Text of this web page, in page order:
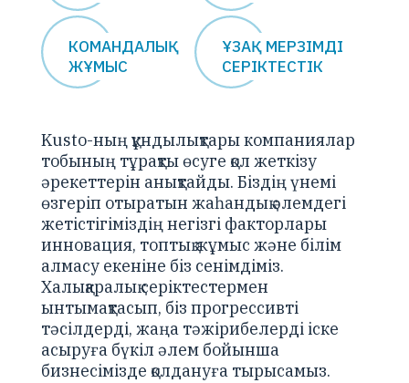
КОМАНДАЛЫҚ
ЖҰМЫС
ҰЗАҚ МЕРЗІМДІ
СЕРІКТЕСТІК
Kusto-ның құндылықтары компаниялар
тобының тұрақты өсуге қол жеткізу
әрекеттерін анықтайды. Біздің үнемі
өзгеріп отыратын жаһандық әлемдегі
жетістігіміздің негізгі факторлары
инновация, топтық жұмыс және білім
алмасу екеніне біз сенімдіміз.
Халықаралық серіктестермен
ынтымақтасып, біз прогрессивті
тәсілдерді, жаңа тәжірибелерді іске
асыруға бүкіл әлем бойынша
бизнесімізде қолдануға тырысамыз.